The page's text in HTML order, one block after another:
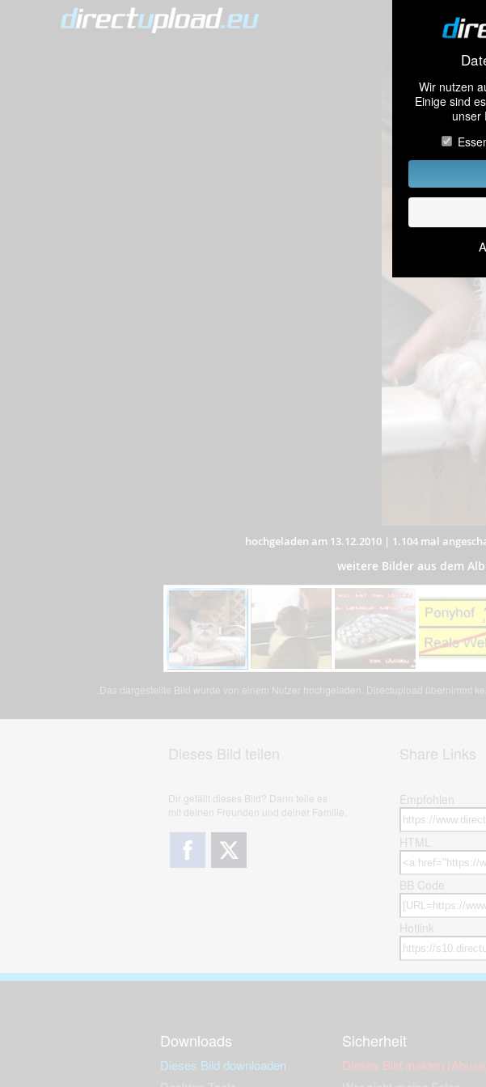
Wir nutzen
Einige sind
unser
hochgeladen am 13.12.2010| 1.104 mal
weitere Bilder aus dem
Das dargestellte Bild wurde von einem Nutzer hochgeladen. Directupload übernimmt
Dieses Bild teilen
Dir gefällt dieses Bild? Dann teile es
mit deinen Freunden und deiner Familie.
Share Links
Empfohlen
HTML
BB Code
Hotlink
Downloads
Dieses Bild downloaden
Sicherheit
Dieses Bild melden